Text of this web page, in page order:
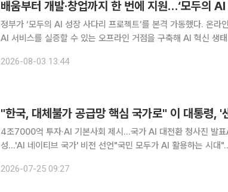
배움부터 개발·창업까지 한 번에 지원…‘모두의 AI
정부가 ‘모두의 AI 성장 사다리 프로젝트’를 본격 가동했다. 온라
AI 서비스를 실증할 수 있는 오프라인 거점을 구축해 AI 혁신 생
다. 과학기술정보통신부는 3일 국립광주과학관에서 모두의 A
2026-08-03 13:44
"한국, 대체불가 공급망 핵심 국가로" 이 대통령, '
4조7000억 투자·AI 기본사회 제시…국가 AI 대전환 청사진 발표
성…'AI 네이티브 국가' 비전 선언"국민 모두가 AI 활용하는 시대
산업의 생산과 활용, 시장 확대를 주도하는 핵심 국
2026-07-25 09:27